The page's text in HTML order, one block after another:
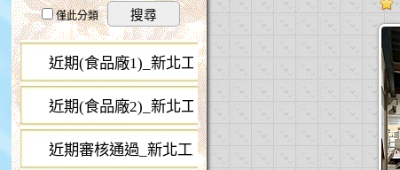
僅此分類 搜尋
近期(食品廠1)_新北工廠登記 已通過
近期(食品廠2)_新北工廠登記
近期審核通過_新北工廠登記